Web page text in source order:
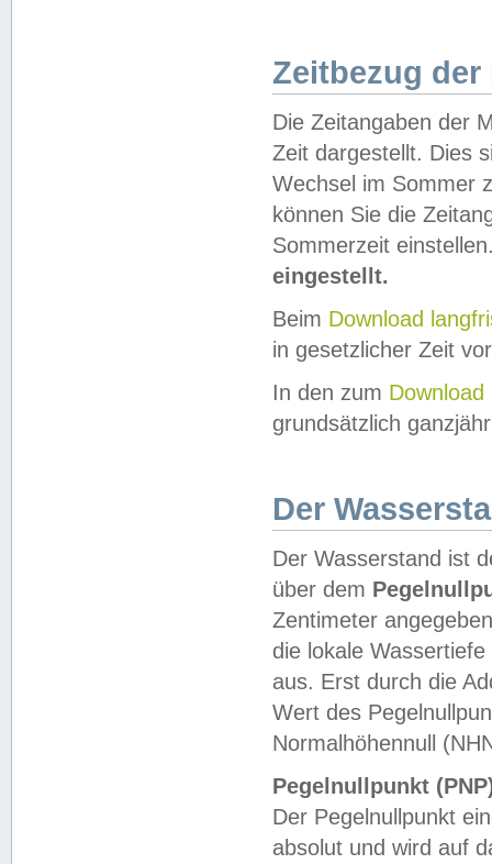
Zeitbezug der
Die Zeitangaben der
Zeit dargestellt. Dies
Wechsel im Sommer
können Sie die
Sommerzeit
eingestellt.
Beim Download
in gesetzlicher Zeit
In den zum Download
grundsätzlich
Der
Der Wasserstand ist
über dem
Zentimeter
die lokale
aus. Erst durch die
Wert des
Normalhöhennull
Pegelnullpunkt
Der Pegelnullpunkt
absolut und wird auf